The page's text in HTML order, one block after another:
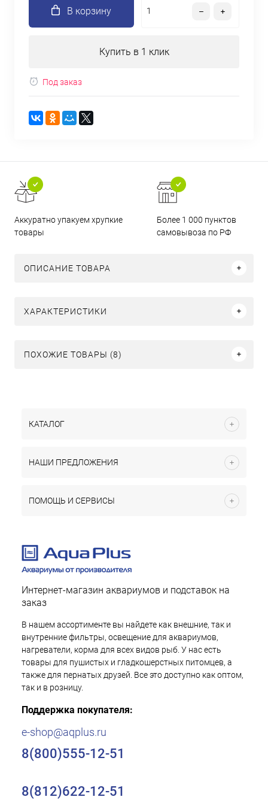
В корзину
Купить в 1 клик
Под заказ
Аккуратно упакуем хрупкие
товары
Более 1 000 пунктов
самовывоза по РФ
ОПИСАНИЕ ТОВАРА
ХАРАКТЕРИСТИКИ
ПОХОЖИЕ ТОВАРЫ (8)
КАТАЛОГ
НАШИ ПРЕДЛОЖЕНИЯ
ПОМОЩЬ И СЕРВИСЫ
Интернет-магазин аквариумов и подставок на
заказ
В нашем ассортименте вы найдете как внешние, так и
внутренние фильтры, освещение для аквариумов,
нагреватели, корма для всех видов рыб. У нас есть
товары для пушистых и гладкошерстных питомцев, а
также для пернатых друзей. Все это доступно как оптом,
так и в розницу.
Поддержка покупателя:
e-shop@aqplus.ru
8(800)555-12-51
8(812)622-12-51